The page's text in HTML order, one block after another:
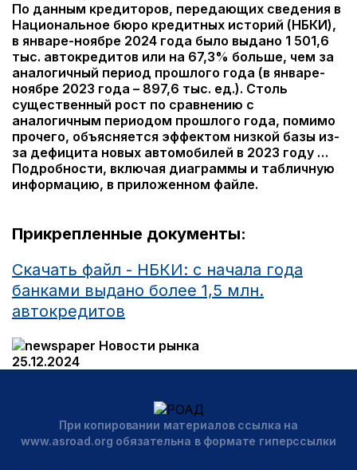
По данным кредиторов, передающих сведения в
Национальное бюро кредитных историй (НБКИ),
в январе-ноябре 2024 года было выдано 1 501,6
тыс. автокредитов или на 67,3% больше, чем за
аналогичный период прошлого года (в январе-
ноябре 2023 года – 897,6 тыс. ед.). Столь
существенный рост по сравнению с
аналогичным периодом прошлого года, помимо
прочего, объясняется эффектом низкой базы из-
за дефицита новых автомобилей в 2023 году …
Подробности, включая диаграммы и табличную
информацию, в приложенном файле.
Прикрепленные документы:
Скачать файл - НБКИ: с начала года
банками выдано более 1,5 млн.
автокредитов
Новости рынка
25.12.2024
При копировании материалов ссылка на
www.asroad.org обязательна в формате гиперссылки